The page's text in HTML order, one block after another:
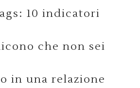
10 indicatori
che non sei
in una relazione